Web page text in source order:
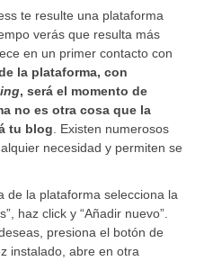
te resulte una plataforma
verás que resulta más
en un primer contacto con
la plataforma, con
, será el momento de
no es otra cosa que la
tu blog . Existen numerosos
necesidad y permiten se
de la plataforma selecciona la
haz click y “Añadir nuevo”.
presiona el botón de
instalado, abre en otra